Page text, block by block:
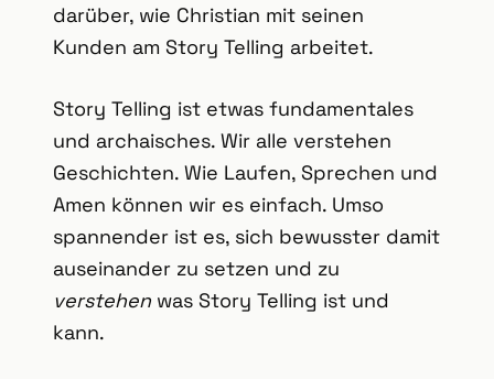
darüber, wie Christian mit seinen
Kunden am Story Telling arbeitet.
Story Telling ist etwas fundamentales
und archaisches. Wir alle verstehen
Geschichten. Wie Laufen, Sprechen und
Amen können wir es einfach. Umso
spannender ist es, sich bewusster damit
auseinander zu setzen und zu
verstehen was Story Telling ist und
kann.